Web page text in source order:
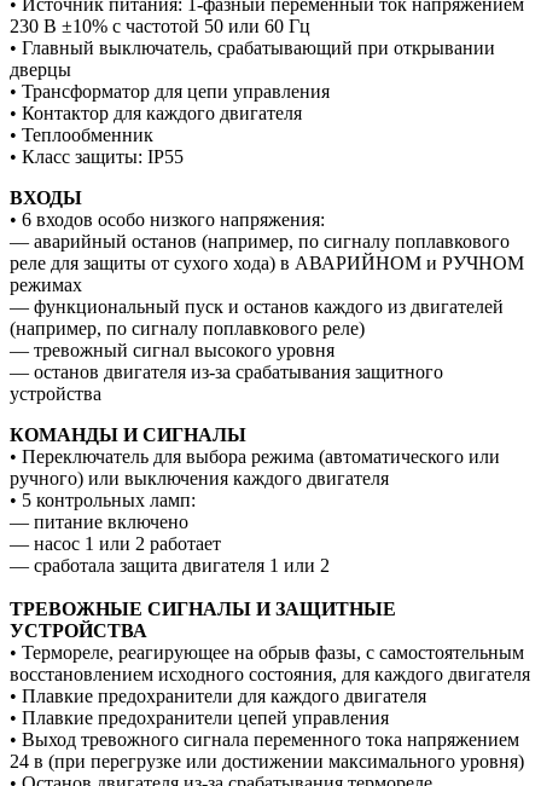
• Источник питания: 1-фазный переменный ток напряжением
230 В ±10% с частотой 50 или 60 Гц
• Главный выключатель, срабатывающий при открывании
дверцы
• Трансформатор для цепи управления
• Контактор для каждого двигателя
• Теплообменник
• Класс защиты: IP55
ВХОДЫ
• 6 входов особо низкого напряжения:
— аварийный останов (например, по сигналу поплавкового
реле для защиты от сухого хода) в АВАРИЙНОМ и РУЧНОМ
режимах
— функциональный пуск и останов каждого из двигателей
(например, по сигналу поплавкового реле)
— тревожный сигнал высокого уровня
— останов двигателя из-за срабатывания защитного
устройства
КОМАНДЫ И СИГНАЛЫ
• Переключатель для выбора режима (автоматического или
ручного) или выключения каждого двигателя
• 5 контрольных ламп:
— питание включено
— насос 1 или 2 работает
— сработала защита двигателя 1 или 2
ТРЕВОЖНЫЕ СИГНАЛЫ И ЗАЩИТНЫЕ
УСТРОЙСТВА
• Термореле, реагирующее на обрыв фазы, с самостоятельным
восстановлением исходного состояния, для каждого двигателя
• Плавкие предохранители для каждого двигателя
• Плавкие предохранители цепей управления
• Выход тревожного сигнала переменного тока напряжением
24 в (при перегрузке или достижении максимального уровня)